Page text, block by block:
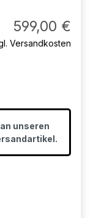
599,00 €
Versandkosten
unseren